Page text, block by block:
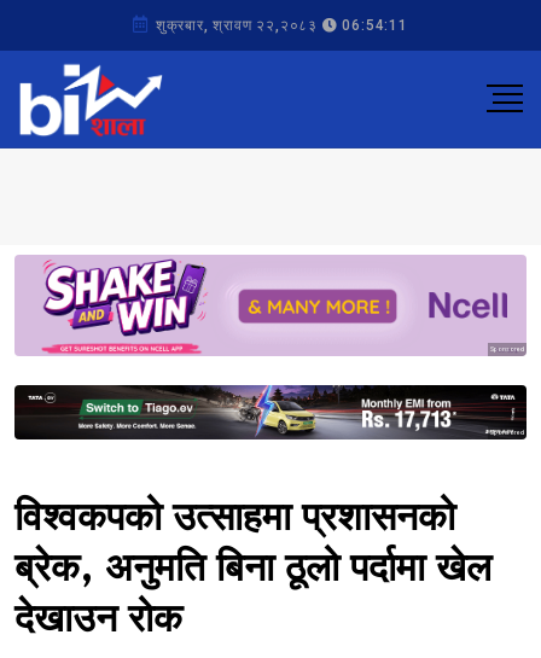
शुक्रबार, श्रावण २२,२०८३ 06:54:11
Sponsored
Sponsored
विश्वकपको उत्साहमा प्रशासनको
ब्रेक, अनुमति बिना ठूलो पर्दामा खेल
देखाउन रोक